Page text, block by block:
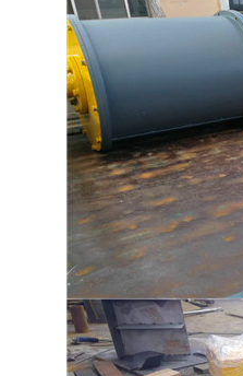
稀土永磁辊式强磁选机